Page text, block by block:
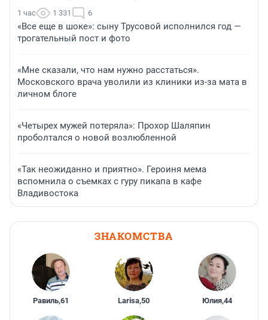
1 час 1 331 6
«Все еще в шоке»: сыну Трусовой исполнился год —
трогательный пост и фото
«Мне сказали, что нам нужно расстаться».
Московского врача уволили из клиники из-за мата в
личном блоге
«Четырех мужей потеряла»: Прохор Шаляпин
проболтался о новой возлюбленной
«Так неожиданно и приятно». Героиня мема
вспомнила о съемках с гуру пикапа в кафе
Владивостока
ЗНАКОМСТВА
Равиль,61 Larisa,50 Юлия,44